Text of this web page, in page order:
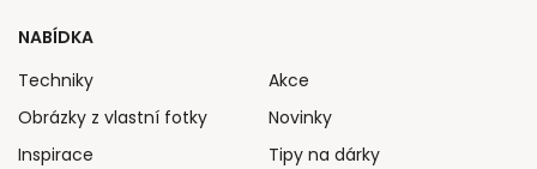
NABÍDKA
Techniky
Obrázky z vlastní fotky
Inspirace
Akce
Novinky
Tipy na dárky